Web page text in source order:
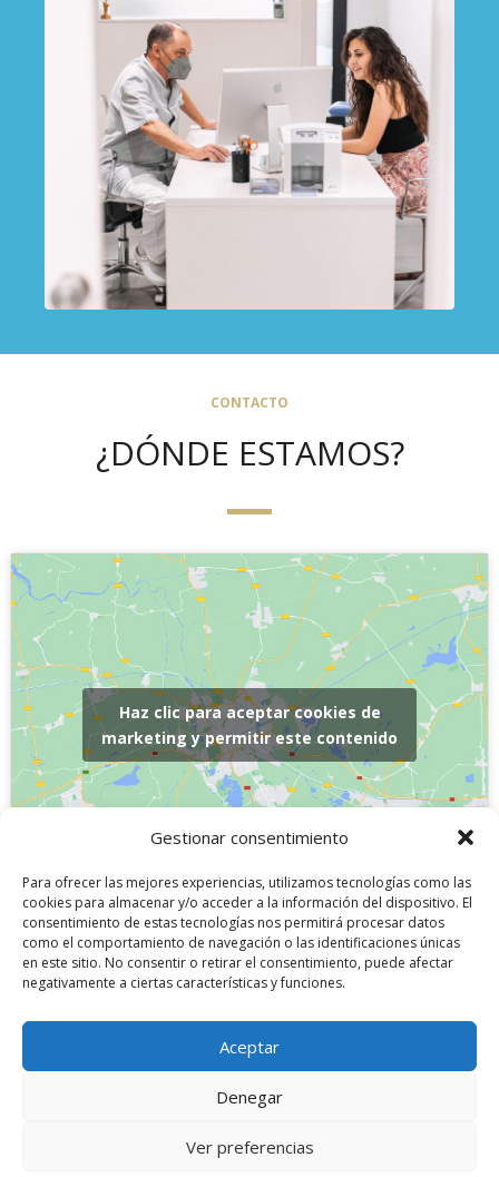
Gestionar consentimiento
Para ofrecer las mejores experiencias, utilizamos tecnologías como las
cookies para almacenar y/o acceder a la información del dispositivo. El
consentimiento de estas tecnologías nos permitirá procesar datos
como el comportamiento de navegación o las identificaciones únicas
en este sitio. No consentir o retirar el consentimiento, puede afectar
negativamente a ciertas características y funciones.
Aceptar
Denegar
Ver preferencias
CONTACTO
¿DÓNDE ESTAMOS?
Haz clic para aceptar cookies de
marketing y permitir este contenido